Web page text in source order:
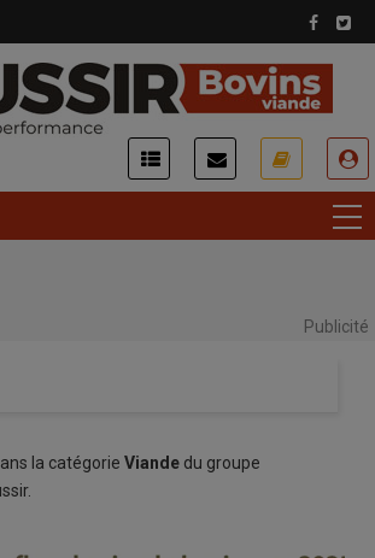
Publicité
la catégorie Viande du groupe